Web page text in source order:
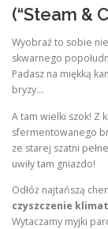
(“Steam &
Wyobraź to sobie
skwarnego
Padasz na miękką
bryzy…
A tam wielki szok! Z
sfermentowanego
ze starej szatni
uwiły tam gniazdo!
Odłóż najtańszą
czyszczenie
Wytaczamy myjki